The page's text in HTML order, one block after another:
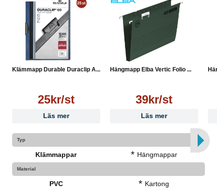
Klämmapp Durable Duraclip A...
25kr/st
Läs mer
Hängmapp Elba Vertic Folio ...
39kr/st
Läs mer
Typ
Klämmappar * Hängmappar
Material
PVC * Kartong